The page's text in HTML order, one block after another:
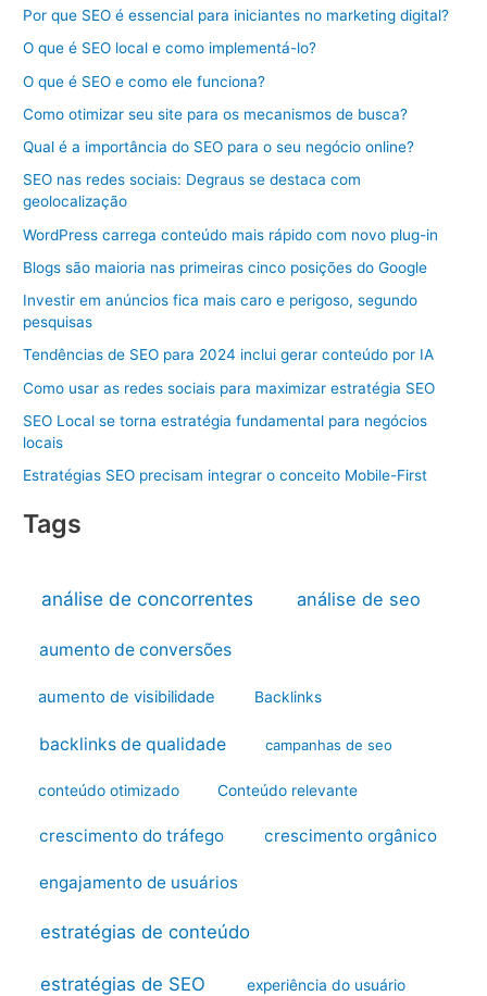
Por que SEO é essencial para iniciantes no marketing digital?
O que é SEO local e como implementá-lo?
O que é SEO e como ele funciona?
Como otimizar seu site para os mecanismos de busca?
Qual é a importância do SEO para o seu negócio online?
SEO nas redes sociais: Degraus se destaca com
geolocalização
WordPress carrega conteúdo mais rápido com novo plug-in
Blogs são maioria nas primeiras cinco posições do Google
Investir em anúncios fica mais caro e perigoso, segundo
pesquisas
Tendências de SEO para 2024 inclui gerar conteúdo por IA
Como usar as redes sociais para maximizar estratégia SEO
SEO Local se torna estratégia fundamental para negócios
locais
Estratégias SEO precisam integrar o conceito Mobile-First
Tags
análise de concorrentes análise de seo
aumento de conversões
aumento de visibilidade Backlinks
backlinks de qualidade campanhas de seo
conteúdo otimizado Conteúdo relevante
crescimento do tráfego crescimento orgânico
engajamento de usuários
estratégias de conteúdo
estratégias de SEO experiência do usuário